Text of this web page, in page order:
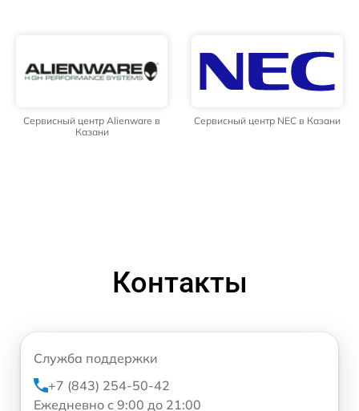
Сервисный центр Alienware в
Казани
Сервисный центр NEC в Казани
Контакты
Служба поддержки
+7 (843) 254-50-42
Ежедневно с 9:00 до 21:00